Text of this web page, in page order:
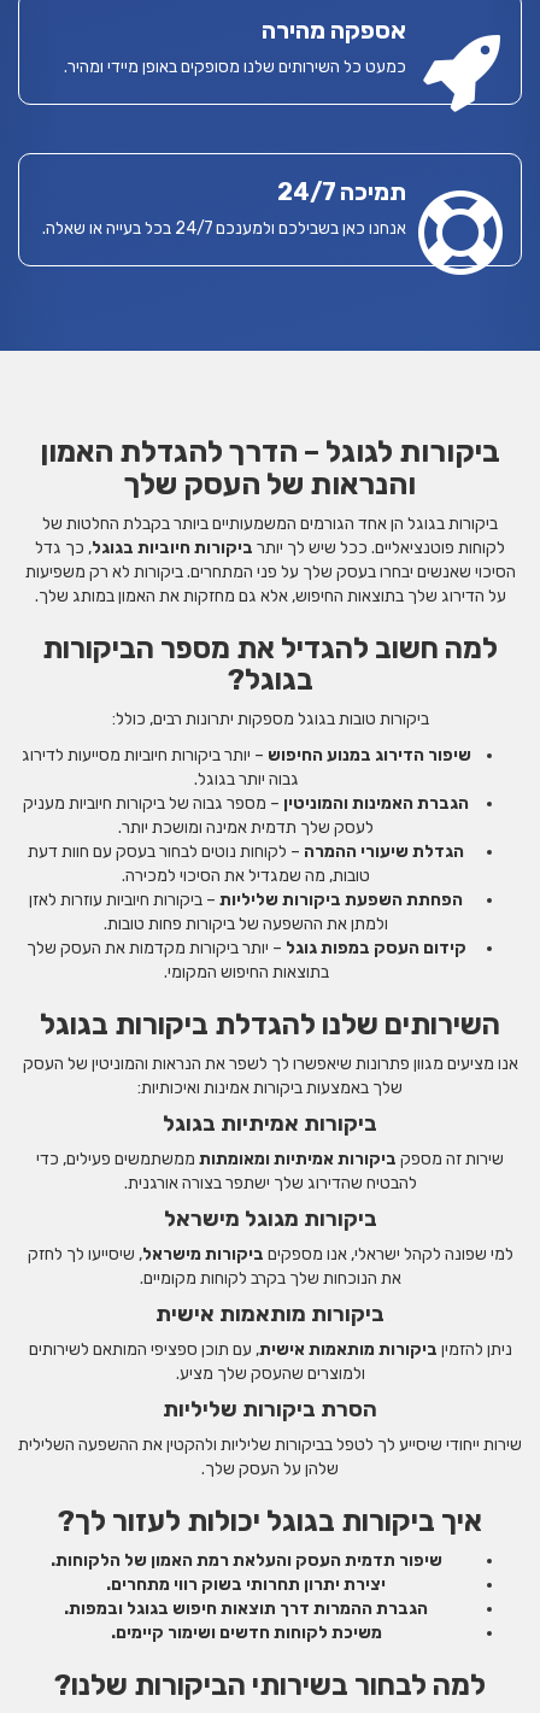
אספקה מהירה
כמעט כל השירותים שלנו מסופקים באופן מיידי ומהיר.
תמיכה 24/7
אנחנו כאן בשבילכם ולמענכם 24/7 בכל בעייה או שאלה.
ביקורות לגוגל – הדרך להגדלת האמון
והנראות של העסק שלך
ביקורות בגוגל הן אחד הגורמים המשמעותיים ביותר בקבלת החלטות של
לקוחות פוטנציאליים. ככל שיש לך יותר ביקורות חיוביות בגוגל, כך גדל
הסיכוי שאנשים יבחרו בעסק שלך על פני המתחרים. ביקורות לא רק משפיעות
על הדירוג שלך בתוצאות החיפוש, אלא גם מחזקות את האמון במותג שלך.
למה חשוב להגדיל את מספר הביקורות
בגוגל?
ביקורות טובות בגוגל מספקות יתרונות רבים, כולל:
שיפור הדירוג במנוע החיפוש – יותר ביקורות חיוביות מסייעות לדירוג
גבוה יותר בגוגל.
הגברת האמינות והמוניטין – מספר גבוה של ביקורות חיוביות מעניק
לעסק שלך תדמית אמינה ומושכת יותר.
הגדלת שיעורי ההמרה – לקוחות נוטים לבחור בעסק עם חוות דעת
טובות, מה שמגדיל את הסיכוי למכירה.
הפחתת השפעת ביקורות שליליות – ביקורות חיוביות עוזרות לאזן
ולמתן את ההשפעה של ביקורות פחות טובות.
קידום העסק במפות גוגל – יותר ביקורות מקדמות את העסק שלך
בתוצאות החיפוש המקומי.
השירותים שלנו להגדלת ביקורות בגוגל
אנו מציעים מגוון פתרונות שיאפשרו לך לשפר את הנראות והמוניטין של העסק
שלך באמצעות ביקורות אמינות ואיכותיות:
ביקורות אמיתיות בגוגל
שירות זה מספק ביקורות אמיתיות ומאומתות ממשתמשים פעילים, כדי
להבטיח שהדירוג שלך ישתפר בצורה אורגנית.
ביקורות מגוגל מישראל
למי שפונה לקהל ישראלי, אנו מספקים ביקורות מישראל, שיסייעו לך לחזק
את הנוכחות שלך בקרב לקוחות מקומיים.
ביקורות מותאמות אישית
ניתן להזמין ביקורות מותאמות אישית, עם תוכן ספציפי המותאם לשירותים
ולמוצרים שהעסק שלך מציע.
הסרת ביקורות שליליות
שירות ייחודי שיסייע לך לטפל בביקורות שליליות ולהקטין את ההשפעה השלילית
שלהן על העסק שלך.
איך ביקורות בגוגל יכולות לעזור לך?
שיפור תדמית העסק והעלאת רמת האמון של הלקוחות.
יצירת יתרון תחרותי בשוק רווי מתחרים.
הגברת ההמרות דרך תוצאות חיפוש בגוגל ובמפות.
משיכת לקוחות חדשים ושימור קיימים.
למה לבחור בשירותי הביקורות שלנו?